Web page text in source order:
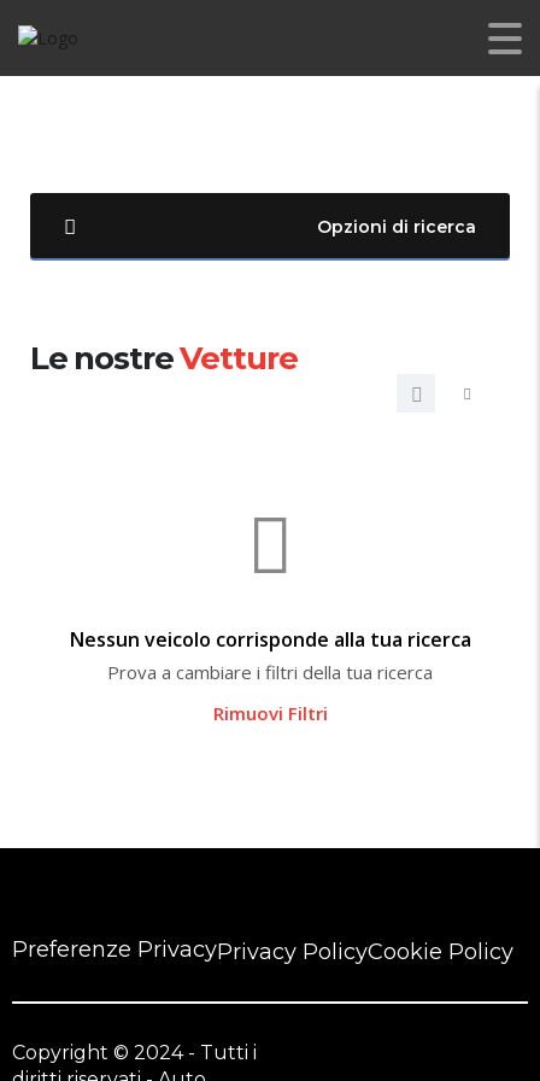
Opzioni di ricerca
Le nostreVetture
Nessun veicolo corrisponde alla tua ricerca
Prova a cambiare i filtri della tua ricerca
Rimuovi Filtri
Preferenze PrivacyPrivacy PolicyCookie Policy
Copyright © 2024 - Tutti i